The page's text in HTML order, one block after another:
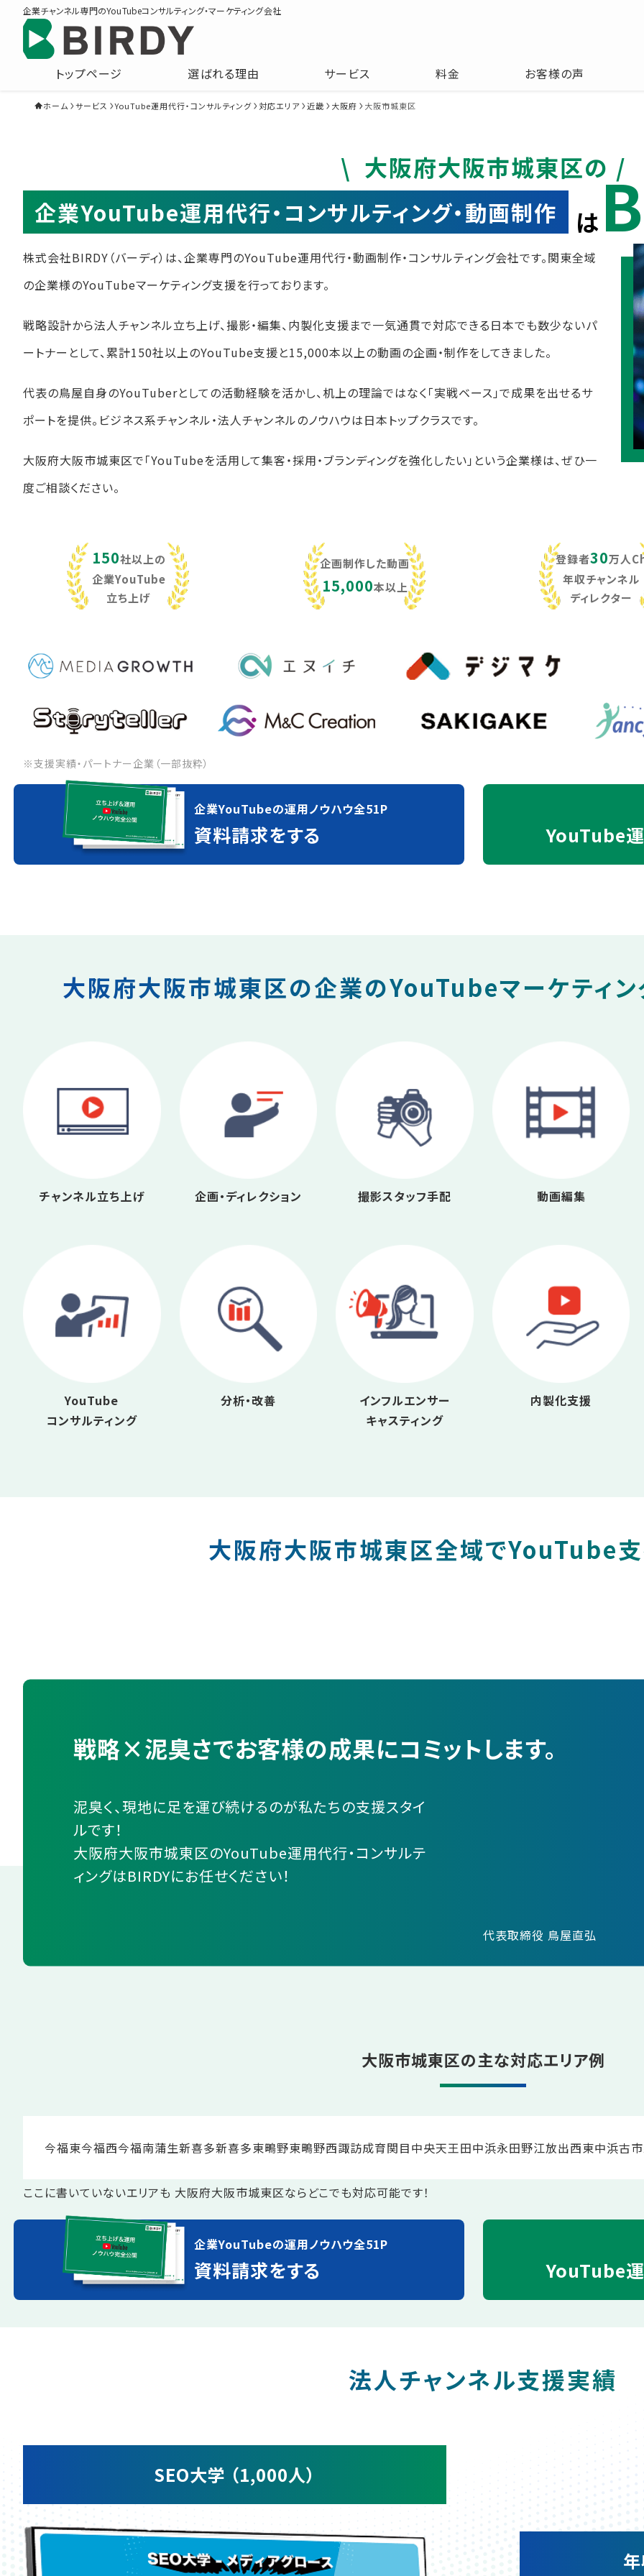
企業チャンネル専門のYouTubeコンサルティング・マーケティング会社
トップページ 選ばれる理由 サービス 料金 お客様の声
ホーム サービス YouTube運用代行・コンサルティング 対応エリア 近畿 大阪府 大阪市城東区
大阪府大阪市城東区の
企業YouTube運用代行・コンサルティング・動画制作 は
株式会社BIRDY（バーディ）は、企業専門のYouTube運用代行・動画制作・コンサルティング会社です。関東全域
の企業様のYouTubeマーケティング支援を行っております。
戦略設計から法人チャンネル立ち上げ、撮影・編集、内製化支援まで一気通貫で対応できる日本でも数少ないパ
ートナーとして、累計150社以上のYouTube支援と15,000本以上の動画の企画・制作をしてきました。
代表の鳥屋自身のYouTuberとしての活動経験を活かし、机上の理論ではなく「実戦ベース」で成果を出せるサ
ポートを提供。ビジネス系チャンネル・法人チャンネルのノウハウは日本トップクラスです。
大阪府大阪市城東区で「YouTubeを活用して集客・採用・ブランディングを強化したい」という企業様は、ぜひ一
度ご相談ください。
150社以上の
企業YouTube
立ち上げ
企画制作した動画
15,000本以上
登録者30万人
年収チャンネル
ディレクター
※支援実績・パートナー企業（一部抜粋）
企業YouTubeの運用ノウハウ全51P
資料請求をする YouTube
大阪府大阪市城東区の企業のYouTubeマーケティ
チャンネル立ち上げ 企画・ディレクション 撮影スタッフ手配 動画編集
YouTube
コンサルティング
分析・改善
インフルエンサー
キャスティング
内製化支援
大阪府大阪市城東区全域でYouTube支
戦略×泥臭さでお客様の成果にコミットします。
泥臭く、現地に足を運び続けるのが私たちの支援スタイ
ルです！
大阪府大阪市城東区のYouTube運用代行・コンサルテ
ィングはBIRDYにお任せください！
代表取締役 鳥屋直弘
大阪市城東区の主な対応エリア例
今福東今福西今福南蒲生新喜多新喜多東鴫野東鴫野西諏訪成育関目中央天王田中浜永田野江放出西東中浜古市
ここに書いていないエリアも 大阪府大阪市城東区ならどこでも対応可能です！
企業YouTubeの運用ノウハウ全51P
資料請求をする YouTube
法人チャンネル支援実績
SEO大学 （1,000人）